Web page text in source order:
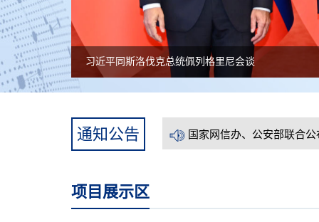
习近平同斯洛伐克总统佩列格里尼会谈
通知公告
国家网信办、公安部联合
国家网信办、公安部联合
项目展示区